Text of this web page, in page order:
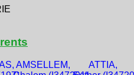
AMSELLEM,
ATTIA,